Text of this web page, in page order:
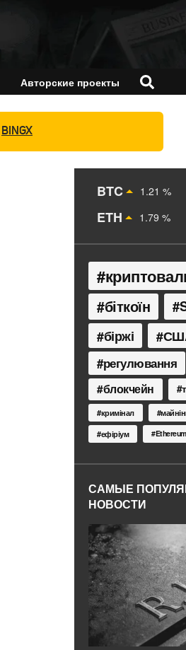
Авторские проекты
BINGX
BTC 1.21 %
ETH
1.79 %
біткоїн
біржі
регулювання
блокчейн
кримінал
ефіріум
Ethereum
САМЫЕ
НОВОСТИ